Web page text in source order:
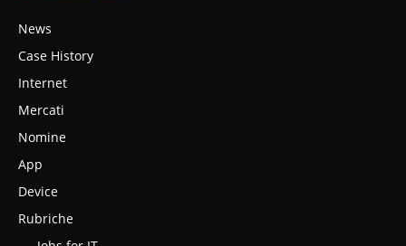
News
Case History
Internet
Mercati
Nomine
App
Device
Rubriche